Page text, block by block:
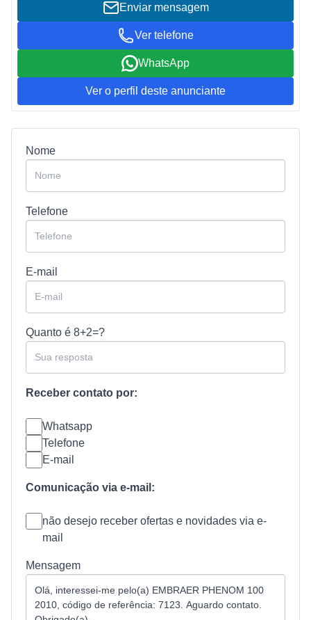
Enviar mensagem
Ver telefone
WhatsApp
Ver o perfil deste anunciante
Nome
Telefone
E-mail
Quanto é 8+2=?
Receber contato por:
Whatsapp
Telefone
E-mail
Comunicação via e-mail:
não desejo receber ofertas e novidades via e-
mail
Mensagem